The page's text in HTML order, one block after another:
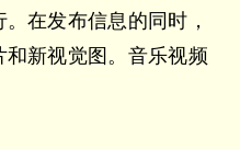
在发布信息的同时，
新视觉图。音乐视频